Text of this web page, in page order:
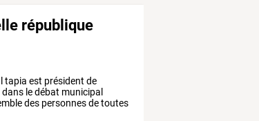
république
tapia est président de
dans ledébat municipal
des personnesdetoutes